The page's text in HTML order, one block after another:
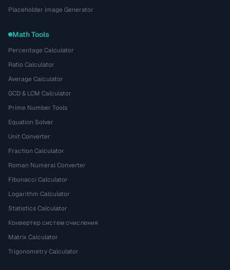
Placeholder Image Generator
Math Tools
Percentage Calculator
Ratio Calculator
Average Calculator
GCD & LCM Calculator
Prime Number Tools
Equation Solver
Unit Converter
Fraction Calculator
Roman Numeral Converter
Fibonacci Calculator
Logarithm Calculator
Statistics Calculator
Конвертер систем счисления
Matrix Calculator
Trigonometry Calculator